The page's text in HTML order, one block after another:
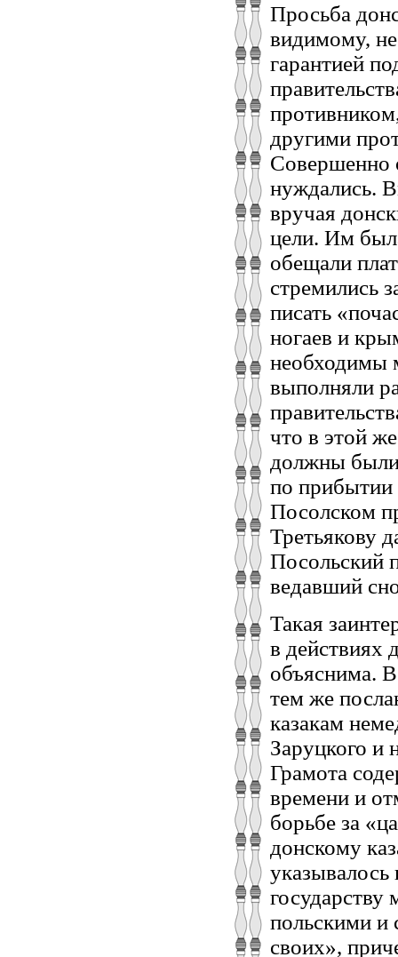
Просьба
видимому,
гарантией
другими
Совершенно
нуждались.
вручая
цели. Им
обещали
стремились
писать
ногаев и
необходимы
выполняли
что в этой
должны
по прибытии
Посолском
Третьякову
Посольский
ведавший
Такая
в действиях
объяснима.
тем же
казакам
Заруцкого
Грамота
времени и
борьбе за
донскому
польскими и
своих»,